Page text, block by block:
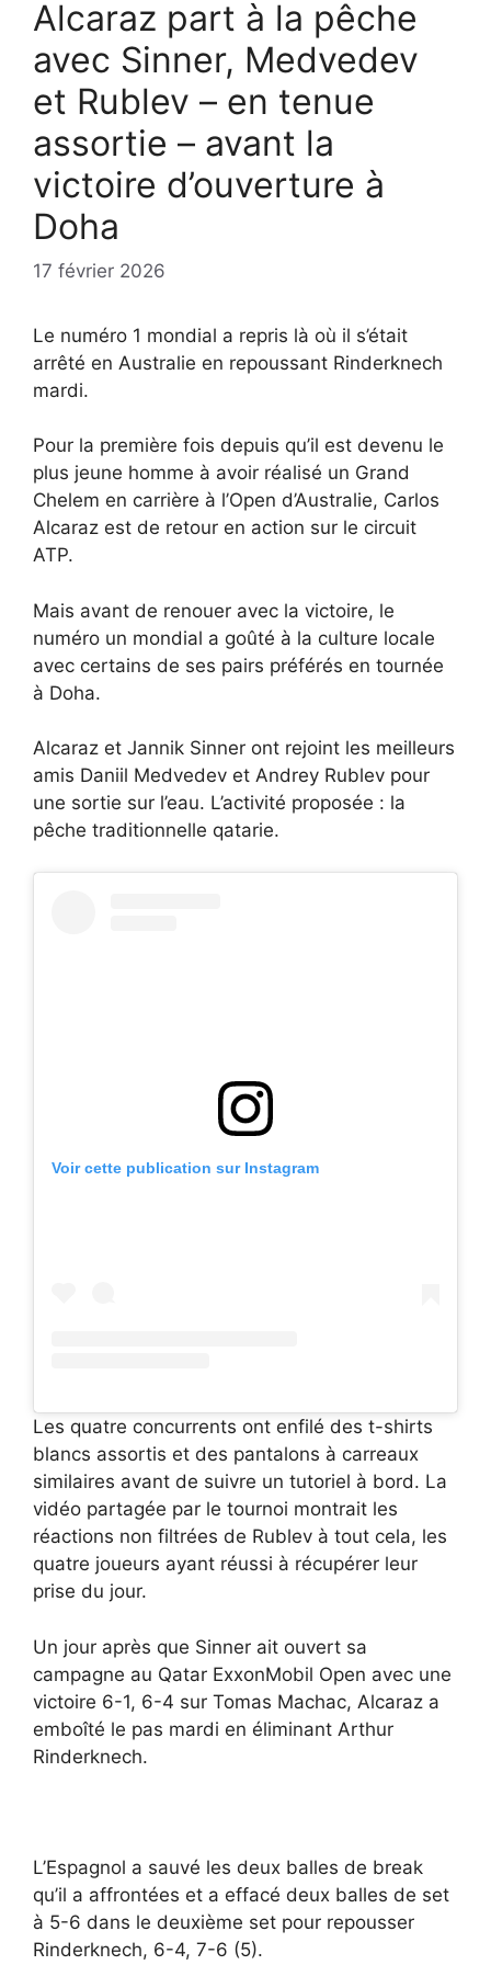
Alcaraz part à la pêche
avec Sinner, Medvedev
et Rublev – en tenue
assortie – avant la
victoire d’ouverture à
Doha
17 février 2026
Le numéro 1 mondial a repris là où il s’était
arrêté en Australie en repoussant Rinderknech
mardi.
Pour la première fois depuis qu’il est devenu le
plus jeune homme à avoir réalisé un Grand
Chelem en carrière à l’Open d’Australie, Carlos
Alcaraz est de retour en action sur le circuit
ATP.
Mais avant de renouer avec la victoire, le
numéro un mondial a goûté à la culture locale
avec certains de ses pairs préférés en tournée
à Doha.
Alcaraz et Jannik Sinner ont rejoint les meilleurs
amis Daniil Medvedev et Andrey Rublev pour
une sortie sur l’eau. L’activité proposée : la
pêche traditionnelle qatarie.
Voir cette publication sur Instagram
Les quatre concurrents ont enfilé des t-shirts
blancs assortis et des pantalons à carreaux
similaires avant de suivre un tutoriel à bord. La
vidéo partagée par le tournoi montrait les
réactions non filtrées de Rublev à tout cela, les
quatre joueurs ayant réussi à récupérer leur
prise du jour.
Un jour après que Sinner ait ouvert sa
campagne au Qatar ExxonMobil Open avec une
victoire 6-1, 6-4 sur Tomas Machac, Alcaraz a
emboîté le pas mardi en éliminant Arthur
Rinderknech.
L’Espagnol a sauvé les deux balles de break
qu’il a affrontées et a effacé deux balles de set
à 5-6 dans le deuxième set pour repousser
Rinderknech, 6-4, 7-6 (5).